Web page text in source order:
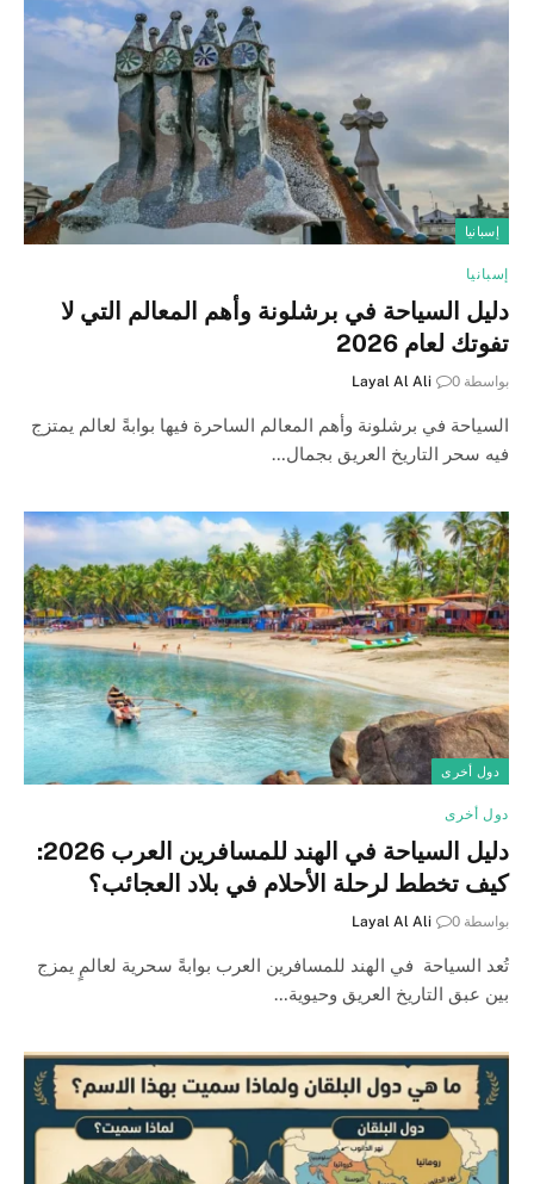
إسبانيا
إسبانيا
دليل السياحة في برشلونة وأهم المعالم التي لا
تفوتك لعام 2026
بواسطة Layal Al Ali 0
السياحة في برشلونة وأهم المعالم الساحرة فيها بوابةً لعالم يمتزج
فيه سحر التاريخ العريق بجمال…
دول أخرى
دول أخرى
دليل السياحة في الهند للمسافرين العرب 2026:
كيف تخطط لرحلة الأحلام في بلاد العجائب؟
بواسطة Layal Al Ali 0
تُعد السياحة في الهند للمسافرين العرب بوابةً سحرية لعالمٍ يمزج
بين عبق التاريخ العريق وحيوية…